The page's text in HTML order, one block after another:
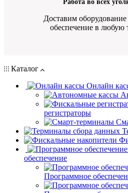
Работа во всех
Доставим
обеспечение в любую
Каталог
Онлайн
регистраторы
обеспечение
Программное